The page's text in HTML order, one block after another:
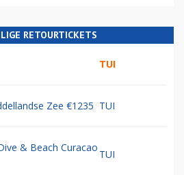
RETOURTICKETS
TUI
Zee €1235 TUI
& Beach Curacao
TUI